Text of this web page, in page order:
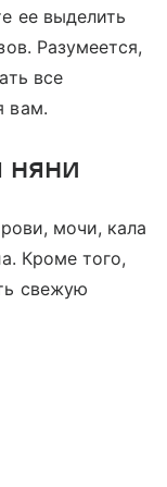
ее выделить
Разумеется,
все
вам.
няни
мочи, кала
Кроме того,
свежую